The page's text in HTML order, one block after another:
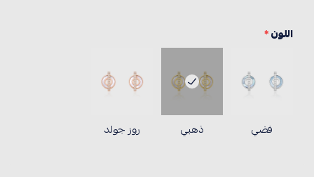
اللون*
فضي ذهبي روز جولد